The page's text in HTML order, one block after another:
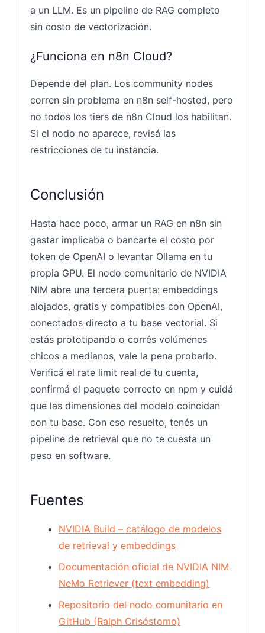
a un LLM. Es un pipeline de RAG completo
sin costo de vectorización.
¿Funciona en n8n Cloud?
Depende del plan. Los community nodes
corren sin problema en n8n self-hosted, pero
no todos los tiers de n8n Cloud los habilitan.
Si el nodo no aparece, revisá las
restricciones de tu instancia.
Conclusión
Hasta hace poco, armar un RAG en n8n sin
gastar implicaba o bancarte el costo por
token de OpenAI o levantar Ollama en tu
propia GPU. El nodo comunitario de NVIDIA
NIM abre una tercera puerta: embeddings
alojados, gratis y compatibles con OpenAI,
conectados directo a tu base vectorial. Si
estás prototipando o corrés volúmenes
chicos a medianos, vale la pena probarlo.
Verificá el rate limit real de tu cuenta,
confirmá el paquete correcto en npm y cuidá
que las dimensiones del modelo coincidan
con tu base. Con eso resuelto, tenés un
pipeline de retrieval que no te cuesta un
peso en software.
Fuentes
NVIDIA Build – catálogo de modelos
de retrieval y embeddings
Documentación oficial de NVIDIA NIM
NeMo Retriever (text embedding)
Repositorio del nodo comunitario en
GitHub (Ralph Crisóstomo)